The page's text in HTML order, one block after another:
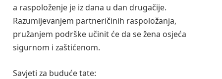
a raspoloženje je iz dana u dan drugačije.
Razumijevanjem partneričinih raspoložanja,
pružanjem podrške učinit će da se žena osjeća
sigurnom i zaštićenom.
Savjeti za buduće tate: